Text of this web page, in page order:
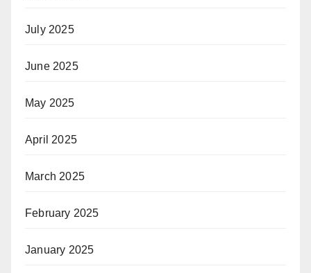
July 2025
June 2025
May 2025
April 2025
March 2025
February 2025
January 2025